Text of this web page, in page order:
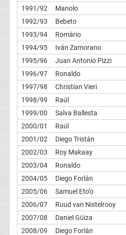
TV
Tabellen
Ergebnisse
International:
La
Liga
Ergebnisse
La
Liga
Tabelle
Premier
1991/92
Manolo
1992/93
Bebeto
1993/94
Romário
1994/95
Iván Zamorano
1995/96
Juan Antonio Pizzi
1996/97
Ronaldo
1997/98
Christian Vieri
1998/99
Raúl
1999/00
Salva Ballesta
2000/01
Raúl
2001/02
Diego Tristán
2002/03
Roy Makaay
2003/04
Ronaldo
2004/05
Diego Forlán
2005/06
Samuel Eto’o
2006/07
Ruud van Nistelrooy
2007/08
Daniel Güiza
2008/09
Diego Forlán